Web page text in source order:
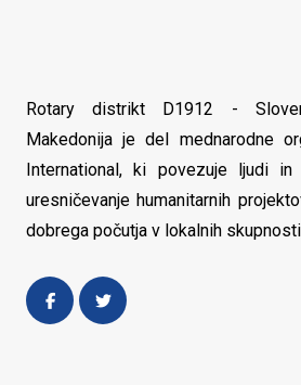
Rotary distrikt D1912 -
Makedonija je del mednarodne
International, ki povezuje ljudi
uresničevanje humanitarnih
dobrega počutja v lokalnih